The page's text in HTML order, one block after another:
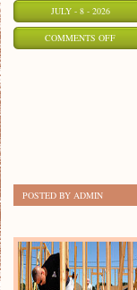
JULY - 8 - 2026
COMMENTS OFFON
POSTED BY ADMIN